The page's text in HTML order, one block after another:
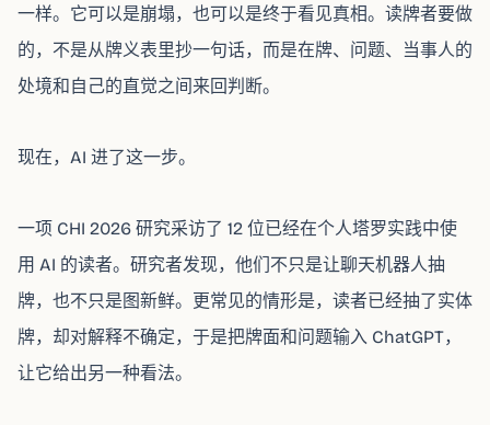
一样。它可以是崩塌，也可以是终于看见真相。读牌者要做
的，不是从牌义表里抄一句话，而是在牌、问题、当事人的
处境和自己的直觉之间来回判断。
现在，AI 进了这一步。
一项 CHI 2026 研究采访了 12 位已经在个人塔罗实践中使
用 AI 的读者。研究者发现，他们不只是让聊天机器人抽
牌，也不只是图新鲜。更常见的情形是，读者已经抽了实体
牌，却对解释不确定，于是把牌面和问题输入 ChatGPT，
让它给出另一种看法。